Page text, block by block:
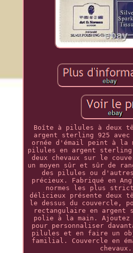
Boîte à pilules à deux
argent sterling 925 avec
ornée d'émail peint à la
pilules en argent sterling
deux chevaux sur le
un moyen sûr et sûr de
des pilules ou
précieux. Fabriqué en
normes les plus
délicieux présente deux
le dessus du couvercle,
rectangulaire en
polie à la main. Ajoutez
pour personnaliser
pilules et en faire un
familial. Couvercle en
chevaux.